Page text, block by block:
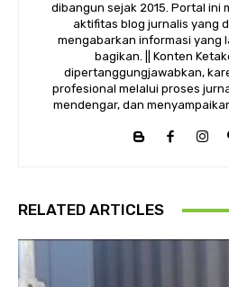
dibangun sejak 2015. Portal ini
aktifitas blog jurnalis yang
mengabarkan informasi yang
bagikan. || Konten
dipertanggungjawabkan,
profesional melalui proses
mendengar, dan
RELATED ARTICLES